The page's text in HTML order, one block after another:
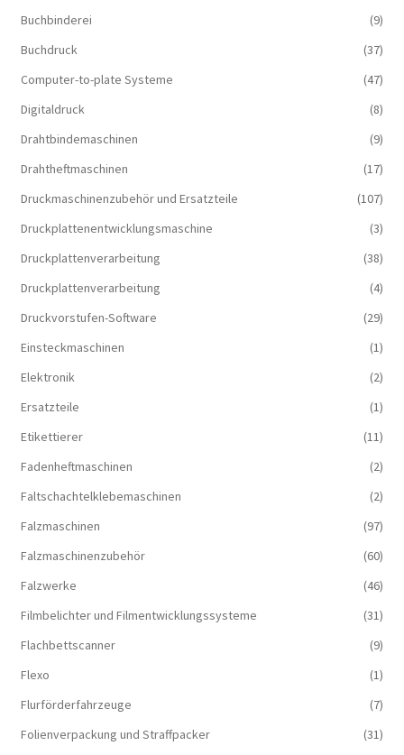
Buchbinderei
(9)
Buchdruck
(37)
Computer-to-plate Systeme
(47)
Digitaldruck
(8)
Drahtbindemaschinen
(9)
Drahtheftmaschinen
(17)
Druckmaschinenzubehör und Ersatzteile
(107)
Druckplattenentwicklungsmaschine
(3)
Druckplattenverarbeitung
(38)
Druckplattenverarbeitung
(4)
Druckvorstufen-Software
(29)
Einsteckmaschinen
(1)
Elektronik
(2)
Ersatzteile
(1)
Etikettierer
(11)
Fadenheftmaschinen
(2)
Faltschachtelklebemaschinen
(2)
Falzmaschinen
(97)
Falzmaschinenzubehör
(60)
Falzwerke
(46)
Filmbelichter und Filmentwicklungssysteme
(31)
Flachbettscanner
(9)
Flexo
(1)
Flurförderfahrzeuge
(7)
Folienverpackung und Straffpacker
(31)